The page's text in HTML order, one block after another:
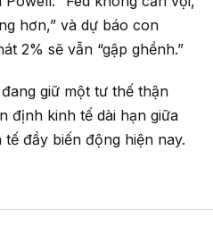
hơn,” và dự báo con
2% sẽ vẫn “gập ghềnh.”
giữ một tư thế thận
định kinh tế dài hạn giữa
đầy biến động hiện nay.